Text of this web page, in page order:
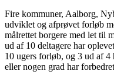
Fire kommuner, Aalborg,
udviklet og afprøvet forløb
målrettet borgere med let til
ud af 10 deltagere har
10 ugers forløb, og 3 ud af
eller nogen grad har